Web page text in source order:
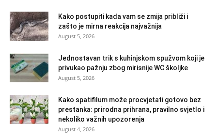
Kako postupiti kada vam se zmija približi i
zašto je mirna reakcija najvažnija
August 5, 2026
Jednostavan trik s kuhinjskom spužvom koji je
privukao pažnju zbog mirisnije WC školjke
August 5, 2026
Kako spatifilum može procvjetati gotovo bez
prestanka: prirodna prihrana, pravilno svjetlo i
nekoliko važnih upozorenja
August 4, 2026